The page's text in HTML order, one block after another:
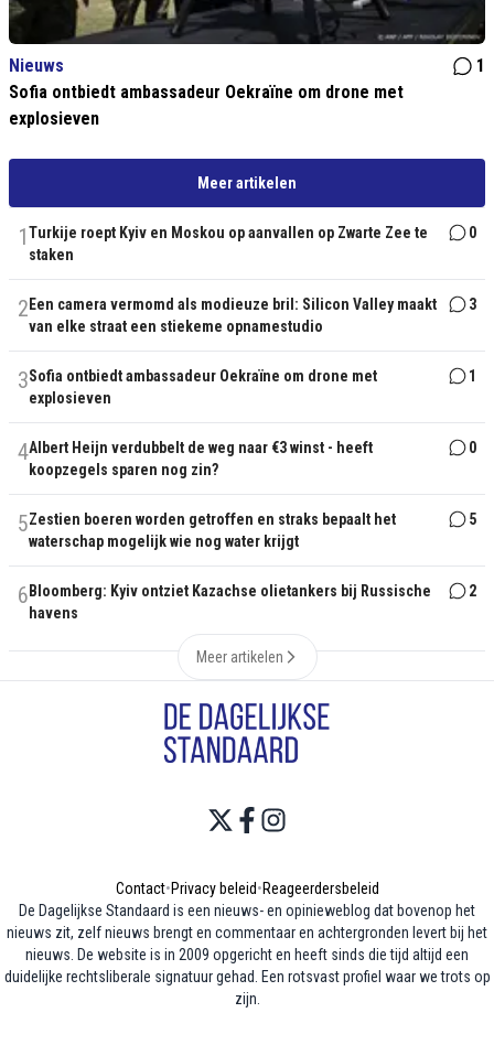
Nieuws
1
Sofia ontbiedt ambassadeur Oekraïne om drone met
explosieven
Meer artikelen
1Turkije roept Kyiv en Moskou op aanvallen op Zwarte Zee te
staken
0
2 Een camera vermomd als modieuze bril: Silicon Valley maakt
van elke straat een stiekeme opnamestudio
3
3Sofia ontbiedt ambassadeur Oekraïne om drone met
explosieven
1
4Albert Heijn verdubbelt de weg naar €3 winst - heeft
koopzegels sparen nog zin?
0
5Zestien boeren worden getroffen en straks bepaalt het
waterschap mogelijk wie nog water krijgt
5
6 Bloomberg: Kyiv ontziet Kazachse olietankers bij Russische
havens
2
Meer artikelen
Contact•Privacy beleid•Reageerdersbeleid
De Dagelijkse Standaard is een nieuws- en opinieweblog dat bovenop het
nieuws zit, zelf nieuws brengt en commentaar en achtergronden levert bij het
nieuws. De website is in 2009 opgericht en heeft sinds die tijd altijd een
duidelijke rechtsliberale signatuur gehad. Een rotsvast profiel waar we trots op
zijn.